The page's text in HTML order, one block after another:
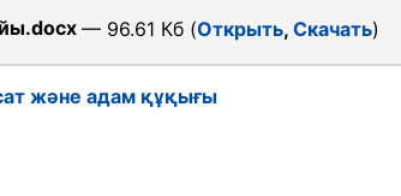
— 96.61 Кб (Открыть, Скачать)
және адам құқығы